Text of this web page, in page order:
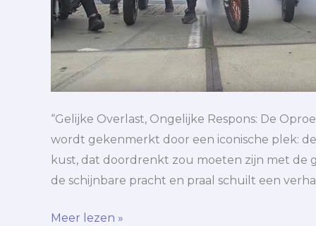
“Gelijke Overlast, Ongelijke Respons: De
wordt gekenmerkt door een iconische plek:
kust, dat doordrenkt zou moeten zijn met de
de schijnbare pracht en praal schuilt een
Meer lezen »